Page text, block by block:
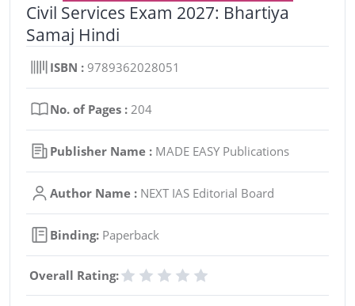
Civil Services Exam 2027: Bhartiya
Samaj Hindi
ISBN : 9789362028051
No. of Pages : 204
Publisher Name : MADE EASY Publications
Author Name : NEXT IAS Editorial Board
Binding: Paperback
Overall Rating: